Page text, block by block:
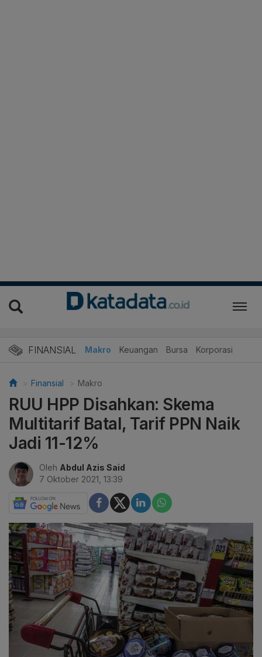
FINANSIAL Makro Keuangan Bursa Korporasi
Finansial Makro
RUU HPP Disahkan: Skema
Multitarif Batal, Tarif PPN Naik
Jadi 11-12%
Oleh Abdul Azis Said
7 Oktober 2021, 13:39